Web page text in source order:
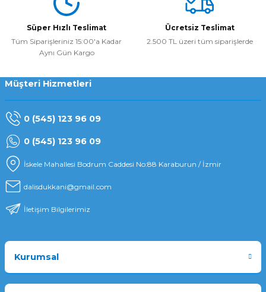
Süper Hızlı Teslimat
Tüm Siparişleriniz 15:00'a Kadar
Aynı Gün Kargo
Ücretsiz Teslimat
2.500 TL üzeri tüm siparişlerde
Müşteri Hizmetleri
0 (545) 123 96 09
0 (545) 123 96 09
İskele Mahallesi Bodrum Caddesi No:88 Karaburun / İzmir
dalisdukkani@gmail.com
İletişim Bilgilerimiz
Kurumsal